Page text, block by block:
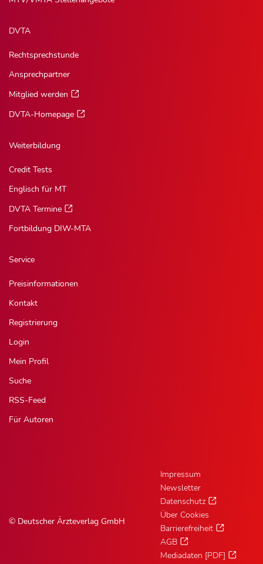
DVTA
Rechtsprechstunde
Ansprechpartner
Mitglied werden
DVTA-Homepage
Weiterbildung
Credit Tests
Englisch für MT
DVTA Termine
Fortbildung DIW-MTA
Service
Preisinformationen
Kontakt
Registrierung
Login
Mein Profil
Suche
RSS-Feed
Für Autoren
© Deutscher Ärzteverlag GmbH
Impressum
Newsletter
Datenschutz
Über Cookies
Barrierefreiheit
AGB
Mediadaten [PDF]